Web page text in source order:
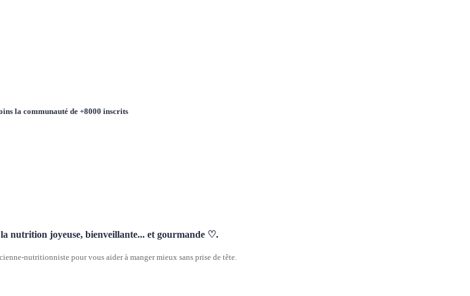
la communauté de +8000 inscrits
nutrition joyeuse, bienveillante... et gourmande ♡.
nutritionniste pour vous aider à manger mieux sans prise de tête.